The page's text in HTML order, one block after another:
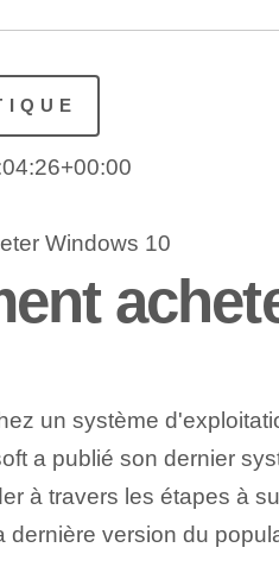
un système
a publié son dernier
à travers les étapes à
dernière version du